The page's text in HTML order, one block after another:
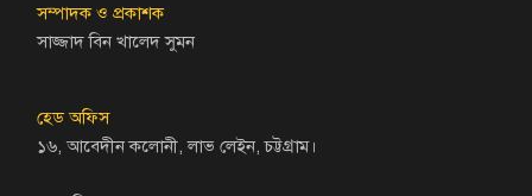
সম্পাদক ও প্রকাশক
সাজ্জাদ বিন খালেদ সুমন
হেড অফিস
১৬, আবেদীন কলোনী, লাভ লেইন, চট্টগ্রাম।